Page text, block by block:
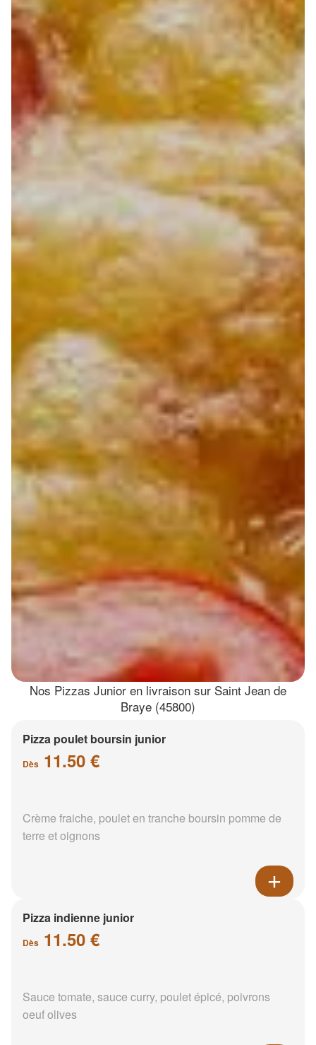
Nos Pizzas Junior en livraison sur Saint Jean de
Braye (45800)
Pizza poulet boursin junior
Dès 11.50 €
Crème fraiche, poulet en tranche boursin pomme de
terre et oignons
Pizza indienne junior
Dès 11.50 €
Sauce tomate, sauce curry, poulet épicé, poivrons
oeuf olives